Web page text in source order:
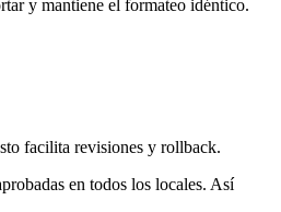
y mantiene el formateo idéntico.
facilita revisiones y rollback.
en todos los locales. Así